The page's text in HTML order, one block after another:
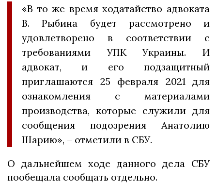
«В то же время ходатайство адвоката
В. Рыбина будет рассмотрено и
удовлетворено в соответствии с
требованиями УПК Украины. И
адвокат, и его подзащитный
приглашаются 25 февраля 2021 для
ознакомления с материалами
производства, которые служили для
сообщения подозрения Анатолию
Шарию», – отметили в СБУ.
О дальнейшем ходе данного дела СБУ
пообещала сообщать отдельно.